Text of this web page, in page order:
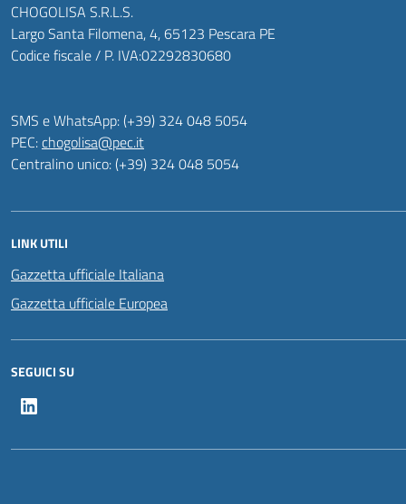
CHOGOLISA S.R.L.S.
Largo Santa Filomena, 4, 65123 Pescara PE
Codice fiscale / P. IVA:02292830680
SMS e WhatsApp: (+39) 324 048 5054
PEC:chogolisa@pec.it
Centralino unico: (+39) 324 048 5054
LINK UTILI
Gazzetta ufficiale Italiana
Gazzetta ufficiale Europea
SEGUICI SU